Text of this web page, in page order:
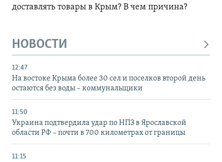
доставлять товары в Крым? В чем причина?
НОВОСТИ
12:47
На востоке Крыма более 30 сел и поселков второй день
остаются без воды – коммунальщики
11:50
Украина подтвердила удар по НПЗ в Ярославской
области РФ – почти в 700 километрах от границы
11:15